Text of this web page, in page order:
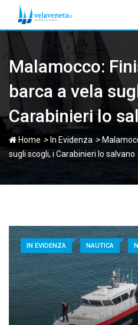
content
Malamocco:
barca a vela
Carabinieri lo
Home > In Evidenza >
sugli scogli, i Carabinieri lo salvano
IN EVIDENZA NAUTICA